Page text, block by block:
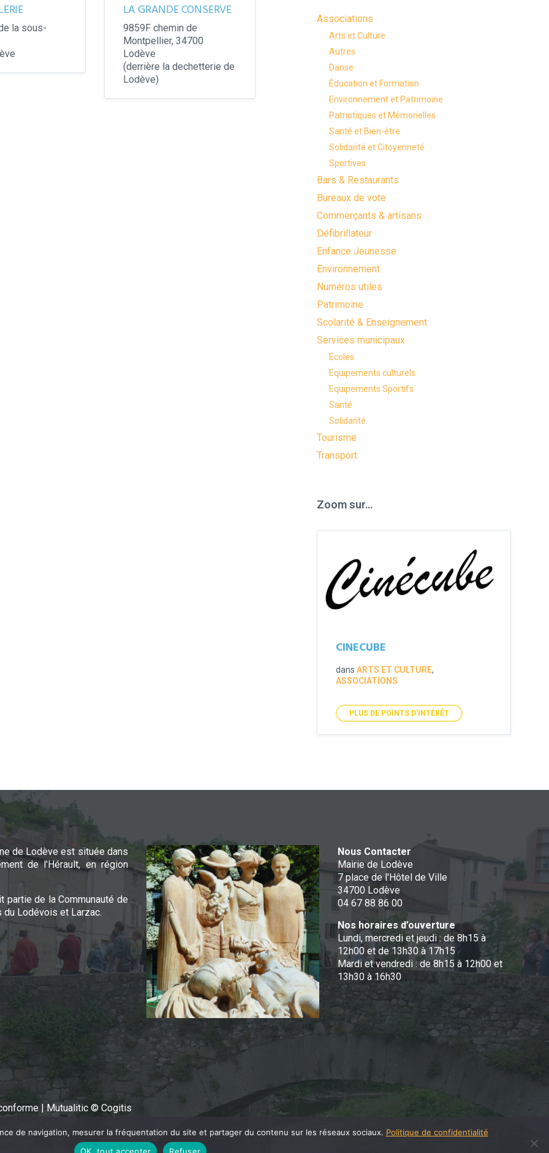
la sous-
LA GRANDE CONSERVE
9859F chemin de
Montpellier, 34700
Lodève
(derrière la dechetterie de
Lodève)
Associations
Arts et Culture
Autres
Danse
Éducation et Formation
Environnement et Patrimoine
Patriotiques et Mémorielles
Santé et Bien-être
Solidarité et Citoyenneté
Sportives
Bars & Restaurants
Bureaux de vote
Commerçants & artisans
Défibrillateur
Enfance Jeunesse
Environnement
Numéros utiles
Patrimoine
Scolarité & Enseignement
Services municipaux
Ecoles
Equipements culturels
Equipements Sportifs
Santé
Solidarité
Tourisme
Transport
Zoom sur…
CINECUBE
dansARTS ET CULTURE,
ASSOCIATIONS
PLUS DE POINTS D'INTÉRÊT
de Lodève est située dans
de l'Hérault, en région
partie de la Communauté de
du Lodévois et Larzac.
Nous Contacter
Mairie de Lodève
7 place de l'Hôtel de Ville
34700 Lodève
04 67 88 86 00
Nos horaires d’ouverture
Lundi, mercredi et jeudi : de 8h15 à
12h00 et de 13h30 à 17h15
Mardi et vendredi : de 8h15 à 12h00 et
13h30 à 16h30
Mutualitic © Cogitis
de navigation, mesurer la fréquentation du site et partager du contenu sur les réseaux sociaux. Politique de confidentialité
OK, tout accepter
Refuser